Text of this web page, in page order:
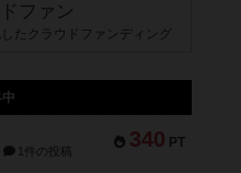
ファン
たクラウドファンディング
340 PT
1件の投稿